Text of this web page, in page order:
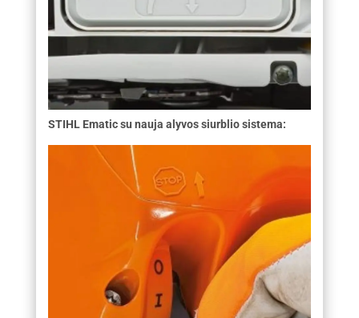
STIHL Ematic su nauja alyvos siurblio sistema: